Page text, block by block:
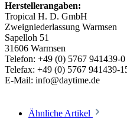
Herstellerangaben:
Tropical H. D. GmbH
Zweigniederlassung Warmsen
Sapelloh 51
31606 Warmsen
Telefon: +49 (0) 5767 941439-0
Telefax: +49 (0) 5767 941439-
E-Mail: info@daytime.de
Ähnliche Artikel